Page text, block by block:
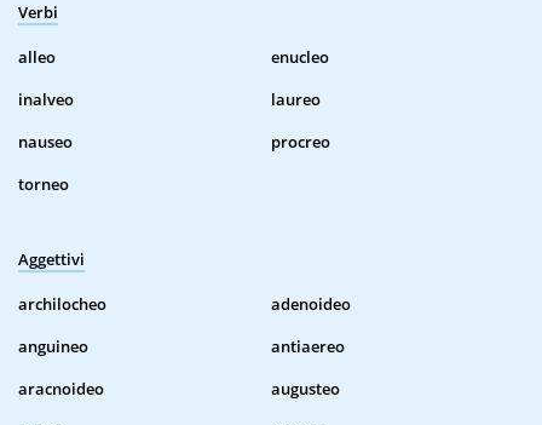
Verbi
alleo
enucleo
inalveo
laureo
nauseo
procreo
torneo
Aggettivi
archilocheo
adenoideo
anguineo
antiaereo
aracnoideo
augusteo